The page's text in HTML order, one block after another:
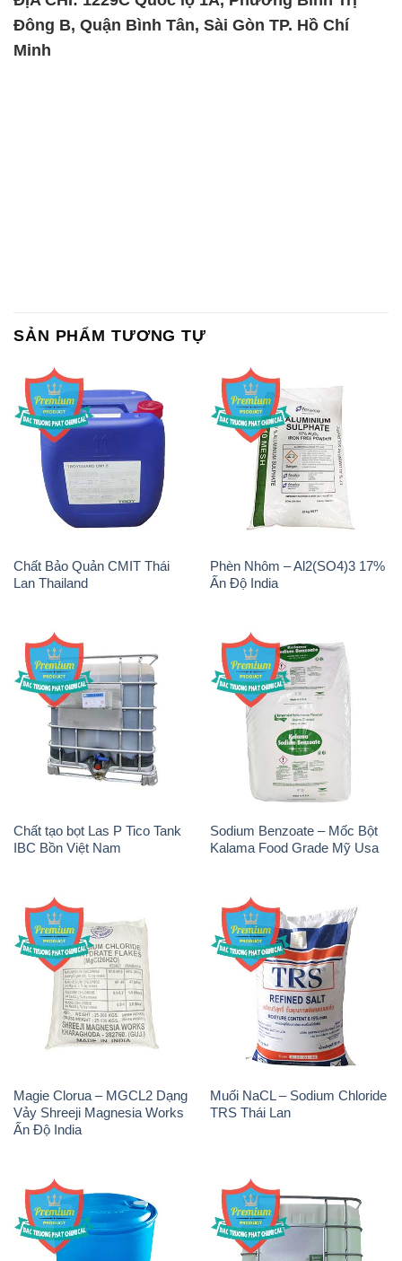
Đông B, Quận Bình Tân, Sài Gòn TP. Hồ Chí
Minh
SẢN PHẨM TƯƠNG TỰ
Chất Bảo Quản CMIT Thái
Lan Thailand
Phèn Nhôm – Al2(SO4)3 17%
Ấn Độ India
Chất tạo bọt Las P Tico Tank
IBC Bồn Việt Nam
Sodium Benzoate – Mốc Bột
Kalama Food Grade Mỹ Usa
Magie Clorua – MGCL2 Dạng
Vảy Shreeji Magnesia Works
Ấn Độ India
Muối NaCL – Sodium Chloride
TRS Thái Lan